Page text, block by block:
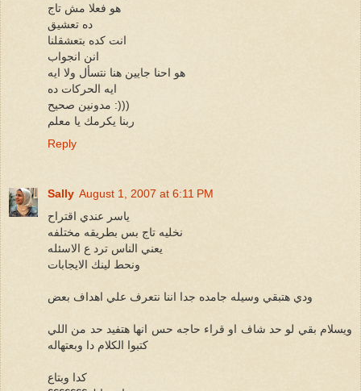
هو فعلا مش تاج
ده تعشيق
انت كده بتعشقلنا
انن انجواب
هو احنا جايين هنا نتسأل ولا ايه
ايه الحركات ده
مدونين صحيح :)))
ربنا يكرمك يا معلم
Reply
Sally August 1, 2007 at 6:11 PM
ياسر عندي اقتراح
نخليه تاج بس بطريقه مختلفه
يعني الناس ترد ع الاسئله
ونحط لينك الايجابات
ودي هتبقي وسيله جامده جدا اننا نتعرف علي اهداف بعض
ويسلام بقي لو حد شاف او قراء حاجه حس انها هتفيد حد من اللي
كتبوا الكلام دا وبعتهاله
كدا وبتاع